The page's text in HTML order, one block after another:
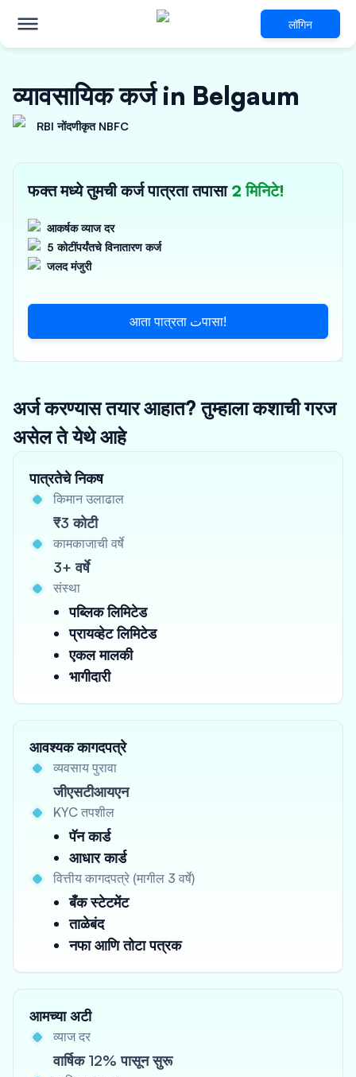
लॉगिन
व्यावसायिक कर्ज in Belgaum
RBI नोंदणीकृत NBFC
फक्त मध्ये तुमची कर्ज पात्रता तपासा 2 मिनिटे!
आकर्षक व्याज दर
5 कोटींपर्यंतचे विनातारण कर्ज
जलद मंजुरी
आता पात्रता تपासा!
अर्ज करण्यास तयार आहात? तुम्हाला कशाची गरज
असेल ते येथे आहे
पात्रतेचे निकष
किमान उलाढाल
₹3 कोटी
कामकाजाची वर्षे
3+ वर्षे
संस्था
पब्लिक लिमिटेड
प्रायव्हेट लिमिटेड
एकल मालकी
भागीदारी
आवश्यक कागदपत्रे
व्यवसाय पुरावा
जीएसटीआयएन
KYC तपशील
पॅन कार्ड
आधार कार्ड
वित्तीय कागदपत्रे (मागील 3 वर्षे)
बँक स्टेटमेंट
ताळेबंद
नफा आणि तोटा पत्रक
आमच्या अटी
व्याज दर
वार्षिक 12% पासून सुरू